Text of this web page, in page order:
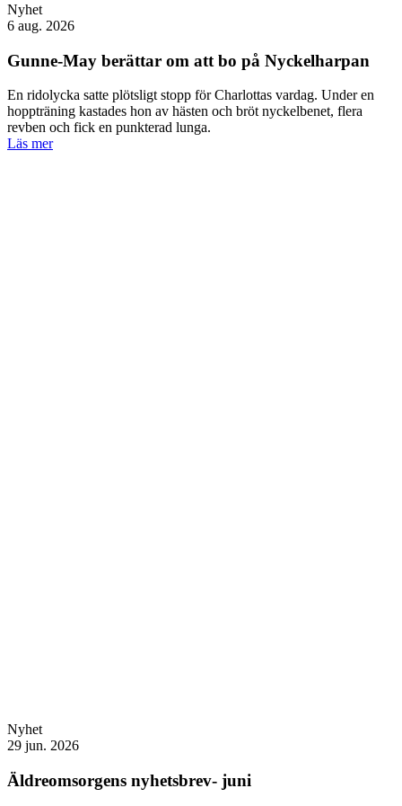
Nyhet
6 aug. 2026
Gunne-May berättar om att bo på Nyckelharpan
En ridolycka satte plötsligt stopp för Charlottas vardag. Under en
hoppträning kastades hon av hästen och bröt nyckelbenet, flera
revben och fick en punkterad lunga.
Läs mer
Nyhet
29 jun. 2026
Äldreomsorgens nyhetsbrev- juni